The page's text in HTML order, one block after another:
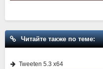
Читайте также по теме:
Tweeten 5.3 x64